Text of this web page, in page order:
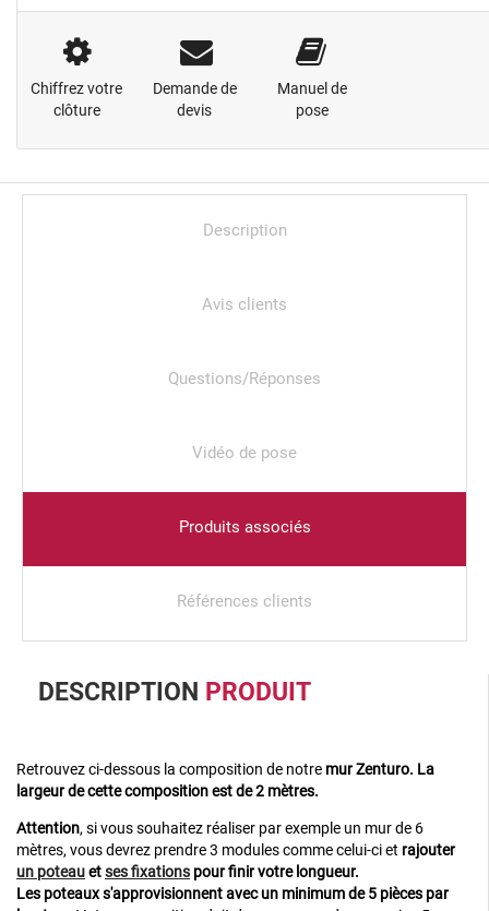
Chiffrez votre
clôture
Demande de
devis
Manuel de
pose
Description
Avis clients
Questions/Réponses
Vidéo de pose
Produits associés
Références clients
DESCRIPTION PRODUIT
Retrouvez ci-dessous la composition de notre mur Zenturo. La
largeur de cette composition est de 2 mètres.
Attention, si vous souhaitez réaliser par exemple un mur de 6
mètres, vous devrez prendre 3 modules comme celui-ci et rajouter
un poteauetses fixations pour finir votre longueur.
Les poteaux s'approvisionnent avec un minimum de 5 pièces par